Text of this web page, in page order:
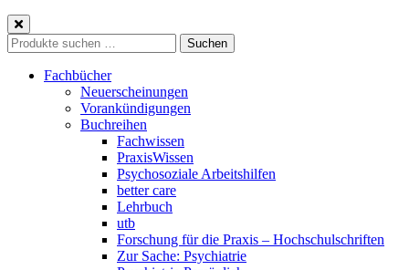
Suche
nach:
Suchen
Fachbücher
Neuerscheinungen
Vorankündigungen
Buchreihen
Fachwissen
PraxisWissen
Psychosoziale Arbeitshilfen
better care
Lehrbuch
utb
Forschung für die Praxis – Hochschulschriften
Zur Sache: Psychiatrie